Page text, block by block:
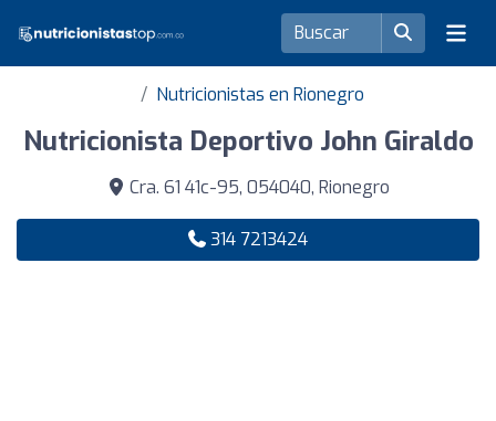
Nutricionistas en Rionegro
Nutricionista Deportivo John Giraldo
Cra. 61 41c-95, 054040, Rionegro
314 7213424